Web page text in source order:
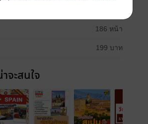
186 หน้า
199 บาท
จะสนใจ